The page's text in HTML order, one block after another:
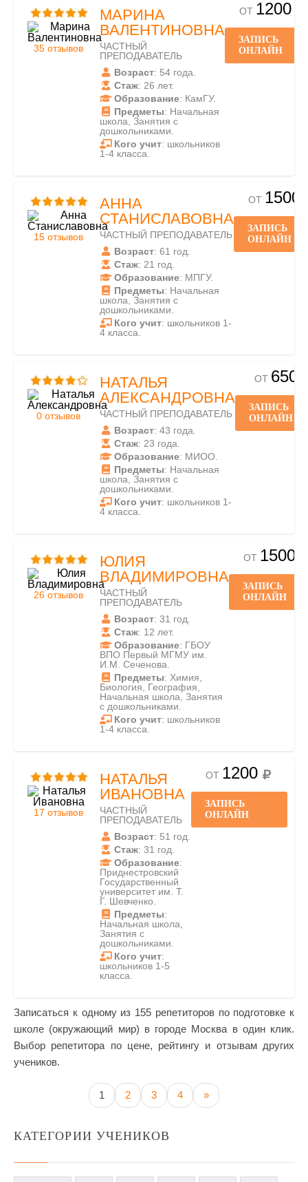
35 отзывов
МАРИНА
ВАЛЕНТИНОВНА
ЧАСТНЫЙ
ПРЕПОДАВАТЕЛЬ
Возраст: 54 года.
Стаж: 26 лет.
Образование: КамГУ.
Предметы: Начальная
школа, Занятия с
дошкольниками.
Кого учит: школьников
1-4 класса.
ОТ 1200
ЗАПИСЬ
ОНЛАЙН
15 отзывов
АННА
СТАНИСЛАВОВНА
ЧАСТНЫЙ ПРЕПОДАВАТЕЛЬ
Возраст: 61 год.
Стаж: 21 год.
Образование: МПГУ.
Предметы: Начальная
школа, Занятия с
дошкольниками.
Кого учит: школьников 1-
4 класса.
ОТ 1500
ЗАПИСЬ
ОНЛАЙН
0 отзывов
НАТАЛЬЯ
АЛЕКСАНДРОВНА
ЧАСТНЫЙ ПРЕПОДАВАТЕЛЬ
Возраст: 43 года.
Стаж: 23 года.
Образование: МИОО.
Предметы: Начальная
школа, Занятия с
дошкольниками.
Кого учит: школьников 1-
4 класса.
ОТ 650
ЗАПИСЬ
ОНЛАЙН
26 отзывов
ЮЛИЯ
ВЛАДИМИРОВНА
ЧАСТНЫЙ
ПРЕПОДАВАТЕЛЬ
Возраст: 31 год.
Стаж: 12 лет.
Образование: ГБОУ
ВПО Первый МГМУ им.
И.М. Сеченова.
Предметы: Химия,
Биология, География,
Начальная школа, Занятия
с дошкольниками.
Кого учит: школьников
1-4 класса.
ОТ 1500
ЗАПИСЬ
ОНЛАЙН
17 отзывов
НАТАЛЬЯ
ИВАНОВНА
ЧАСТНЫЙ
ПРЕПОДАВАТЕЛЬ
Возраст: 51 год.
Стаж: 31 год.
Образование:
Приднестровский
Государственный
университет им. Т.
Г. Шевченко.
Предметы:
Начальная школа,
Занятия с
дошкольниками.
Кого учит:
школьников 1-5
класса.
ОТ 1200
ЗАПИСЬ
ОНЛАЙН
Записаться к одному из 155 репетиторов по подготовке к
школе (окружающий мир) в городе Москва в один клик.
Выбор репетитора по цене, рейтингу и отзывам других
учеников.
1 2 3 4 »
КАТЕГОРИИ УЧЕНИКОВ